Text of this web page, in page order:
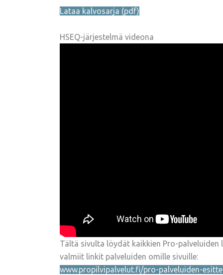
Lataa kalvosarja (pdf)
HSEQ-järjestelmä videona
Tältä sivulta löydät kaikkien Pro-
valmiit linkit palveluiden omille sivuille:
www.propilvipalvelut.fi/pro-palveluiden-e